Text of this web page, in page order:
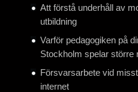
Att förstå underhåll av
utbildning
Varför pedagogiken på
Stockholm spelar större
Försvarsarbete vid
internet